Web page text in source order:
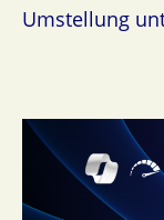
Umstellung